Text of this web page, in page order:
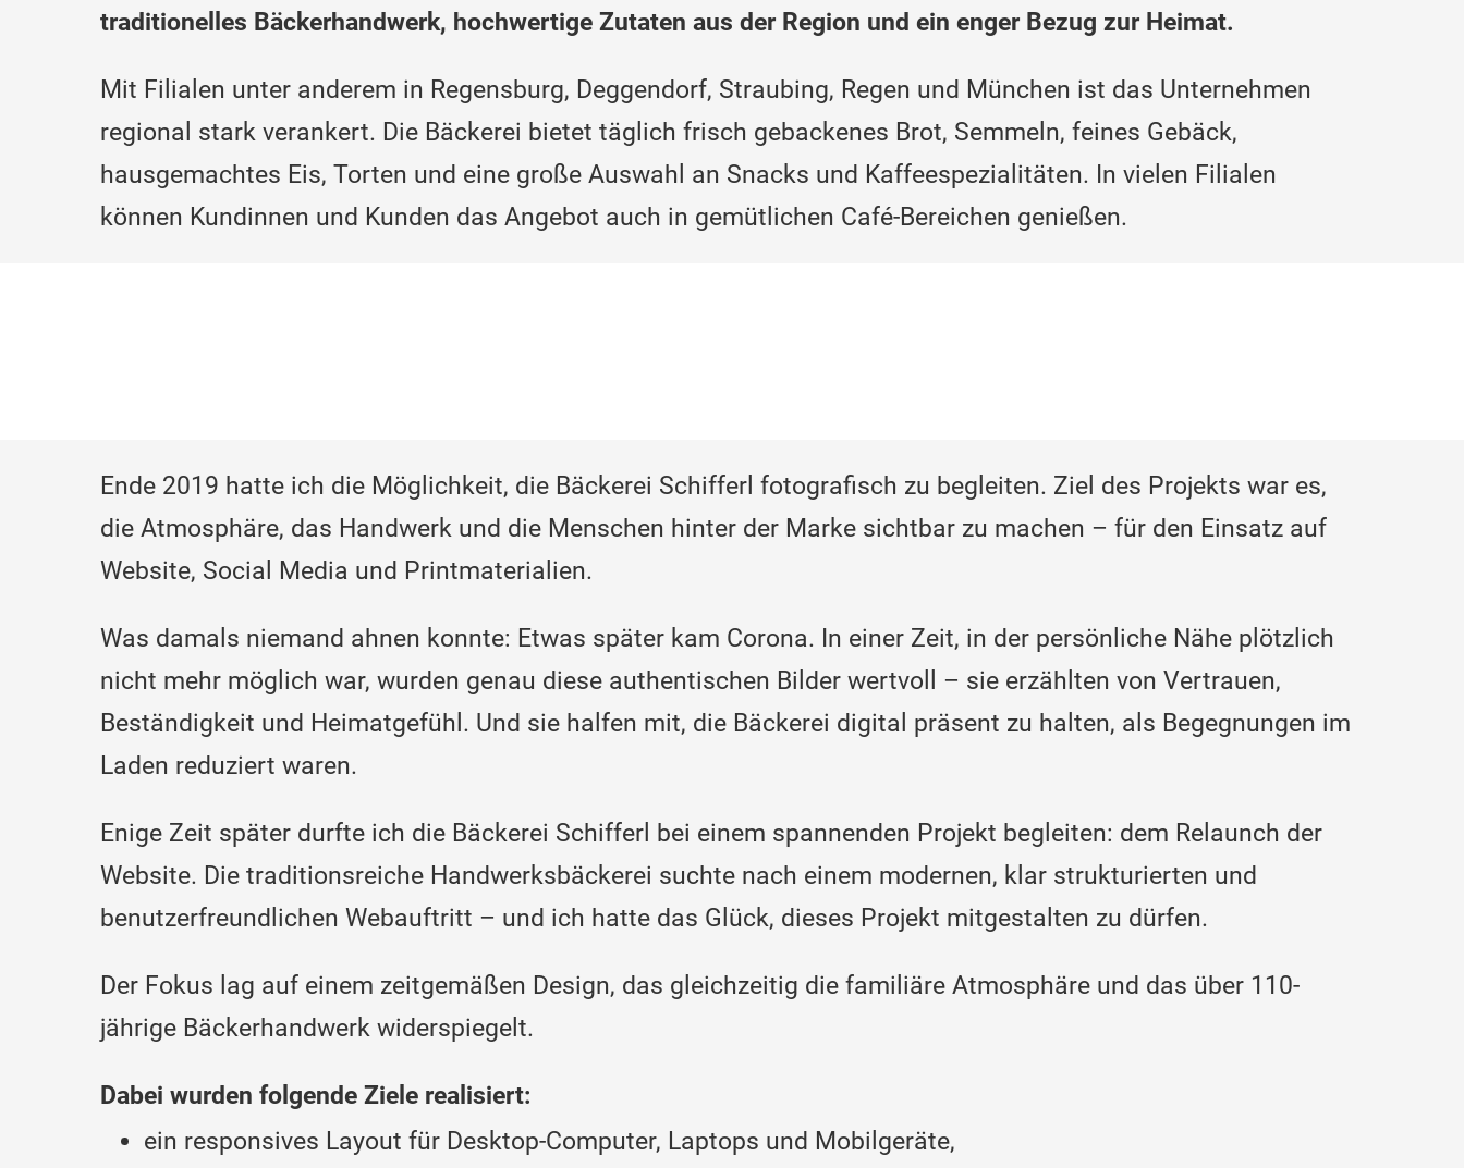
traditionelles Bäckerhandwerk, hochwertige Zutaten aus der Region und ein enger Bezug zur Heimat.
Mit Filialen unter anderem in Regensburg, Deggendorf, Straubing, Regen und München ist das Unternehmen
regional stark verankert. Die Bäckerei bietet täglich frisch gebackenes Brot, Semmeln, feines Gebäck,
hausgemachtes Eis, Torten und eine große Auswahl an Snacks und Kaffeespezialitäten. In vielen Filialen
können Kundinnen und Kunden das Angebot auch in gemütlichen Café-Bereichen genießen.
Ende 2019 hatte ich die Möglichkeit, die Bäckerei Schifferl fotografisch zu begleiten. Ziel des Projekts war es,
die Atmosphäre, das Handwerk und die Menschen hinter der Marke sichtbar zu machen – für den Einsatz auf
Website, Social Media und Printmaterialien.
Was damals niemand ahnen konnte: Etwas später kam Corona. In einer Zeit, in der persönliche Nähe plötzlich
nicht mehr möglich war, wurden genau diese authentischen Bilder wertvoll – sie erzählten von Vertrauen,
Beständigkeit und Heimatgefühl. Und sie halfen mit, die Bäckerei digital präsent zu halten, als Begegnungen im
Laden reduziert waren.
Enige Zeit später durfte ich die Bäckerei Schifferl bei einem spannenden Projekt begleiten: dem Relaunch der
Website. Die traditionsreiche Handwerksbäckerei suchte nach einem modernen, klar strukturierten und
benutzerfreundlichen Webauftritt – und ich hatte das Glück, dieses Projekt mitgestalten zu dürfen.
Der Fokus lag auf einem zeitgemäßen Design, das gleichzeitig die familiäre Atmosphäre und das über 110-
jährige Bäckerhandwerk widerspiegelt.
Dabei wurden folgende Ziele realisiert:
ein responsives Layout für Desktop-Computer, Laptops und Mobilgeräte,